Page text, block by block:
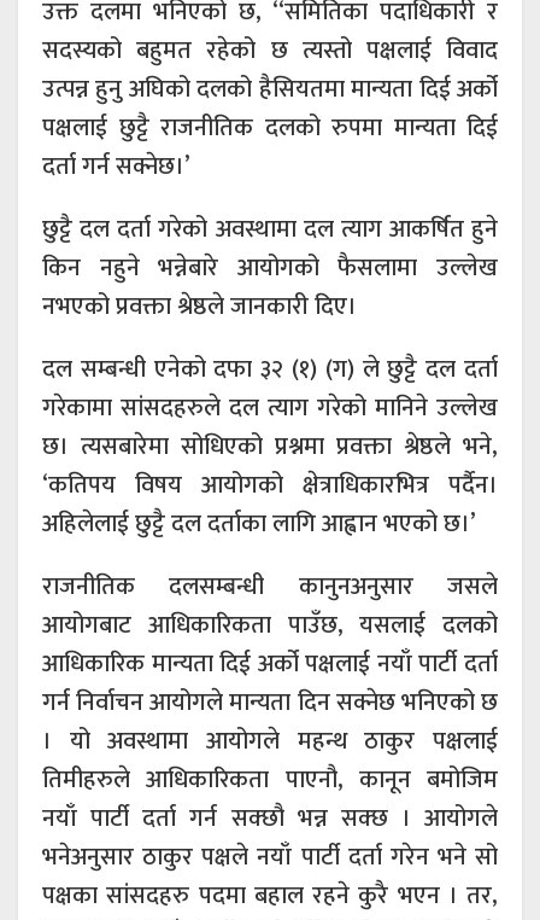
उक्त दलमा भनिएको छ, ‘‘समितिका पदाधिकारी र
सदस्यको बहुमत रहेको छ त्यस्तो पक्षलाई विवाद
उत्पन्न हुनु अघिको दलको हैसियतमा मान्यता दिई अर्को
पक्षलाई छुट्टै राजनीतिक दलको रुपमा मान्यता दिई
दर्ता गर्न सक्नेछ।’
छुट्टै दल दर्ता गरेको अवस्थामा दल त्याग आकर्षित हुने
किन नहुने भन्नेबारे आयोगको फैसलामा उल्लेख
नभएको प्रवक्ता श्रेष्ठले जानकारी दिए।
दल सम्बन्धी एनेको दफा ३२ (१) (ग) ले छुट्टै दल दर्ता
गरेकामा सांसदहरुले दल त्याग गरेको मानिने उल्लेख
छ। त्यसबारेमा सोधिएको प्रश्नमा प्रवक्ता श्रेष्ठले भने,
‘कतिपय विषय आयोगको क्षेत्राधिकारभित्र पर्दैन।
अहिलेलाई छुट्टै दल दर्ताका लागि आह्वान भएको छ।’
राजनीतिक दलसम्बन्धी कानुनअनुसार जसले
आयोगबाट आधिकारिकता पाउँछ, यसलाई दलको
आधिकारिक मान्यता दिई अर्को पक्षलाई नयाँ पार्टी दर्ता
गर्न निर्वाचन आयोगले मान्यता दिन सक्नेछ भनिएको छ
। यो अवस्थामा आयोगले महन्थ ठाकुर पक्षलाई
तिमीहरुले आधिकारिकता पाएनौ, कानून बमोजिम
नयाँ पार्टी दर्ता गर्न सक्छौ भन्न सक्छ । आयोगले
भनेअनुसार ठाकुर पक्षले नयाँ पार्टी दर्ता गरेन भने सो
पक्षका सांसदहरु पदमा बहाल रहने कुरै भएन । तर,